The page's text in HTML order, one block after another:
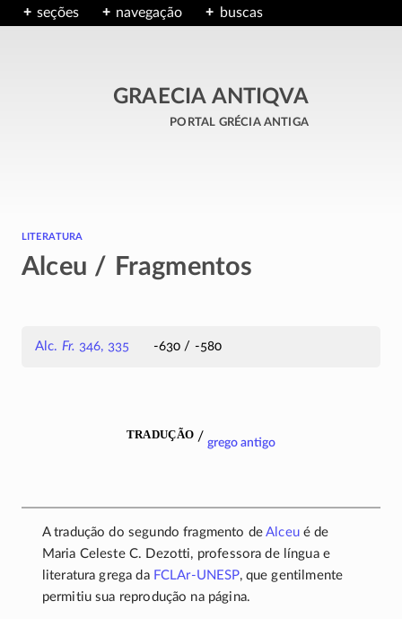
seções navegação buscas
GRAECIA ANTIQVA
portal grécia antiga
literatura
Alceu / Fragmentos
Alc. Fr. 346, 335 -630 / -580
tradução / grego antigo
A tradução do segundo fragmento deAlceué de
Maria Celeste C. Dezotti, professora de língua e
literatura grega da FCLAr-UNESP, que gentilmente
permitiu sua reprodução na página.